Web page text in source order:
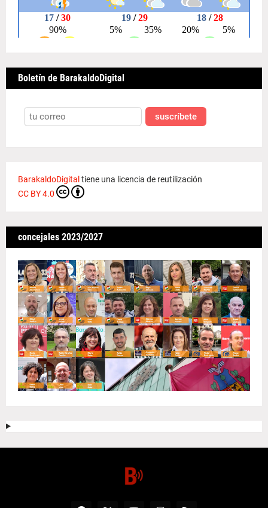
Boletín de BarakaldoDigital
suscríbete
BarakaldoDigital tiene una licencia de reutilización
CC BY 4.0
concejales 2023/2027